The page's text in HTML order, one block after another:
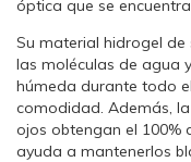
óptica que se
Su material hidrogel
las moléculas de agua
húmeda durante todo
comodidad. Además,
ojos obtengan el 100%
ayuda a mantenerlos